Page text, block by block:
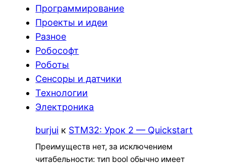
Программирование
Проекты и идеи
Разное
Робософт
Роботы
Сенсоры и датчики
Технологии
Электроника
burjui к STM32: Урок 2 — Quickstart
Преимуществ нет, за исключением
читабельности: тип bool обычно имеет